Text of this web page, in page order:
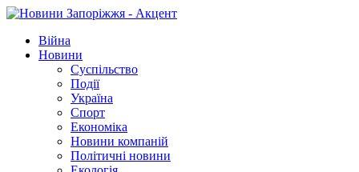
Війна
Новини
Суспільство
Події
Україна
Спорт
Економіка
Новини компаній
Політичні новини